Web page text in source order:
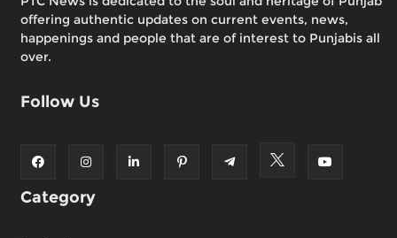
offering authentic updates on current events, news,
happenings and people that are of interest to Punjabis all
over.
Follow Us
Category